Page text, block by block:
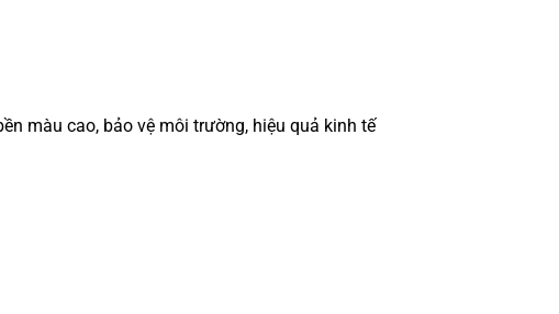
màu cao, bảo vệ môi trường, hiệu quả kinh tế